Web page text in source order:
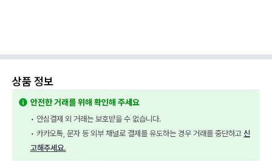
상품 정보
안전한 거래를 위해 확인해 주세요
• 안심결제 외 거래는 보호받을 수 없습니다.
• 카카오톡, 문자 등 외부 채널로 결제를 유도하는 경우 거래를 중단하고 신
고해주세요.